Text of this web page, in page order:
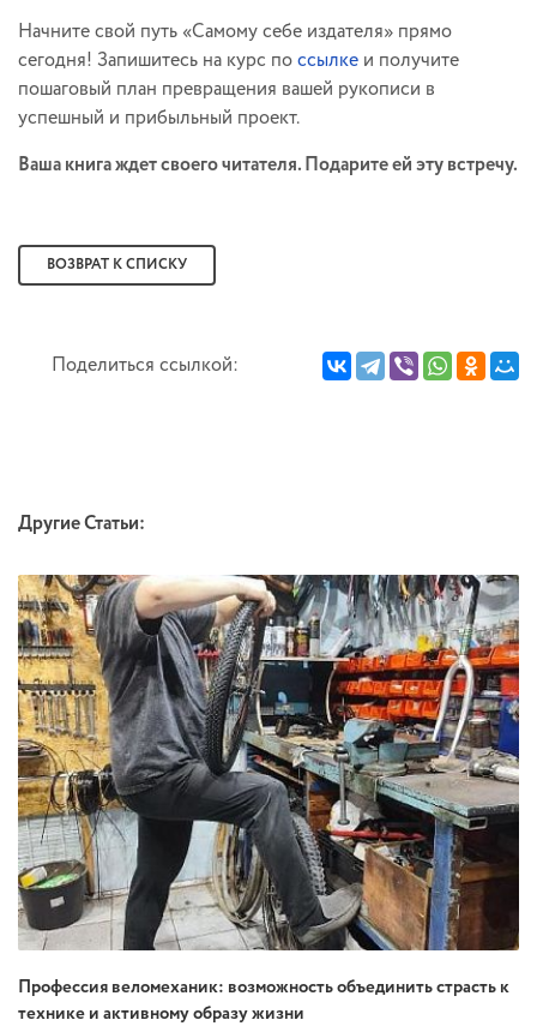
Начните свой путь «Самому себе издателя» прямо
сегодня! Запишитесь на курс поссылке и получите
пошаговый план превращения вашей рукописи в
успешный и прибыльный проект.
Ваша книга ждет своего читателя. Подарите ей эту встречу.
ВОЗВРАТ К СПИСКУ
Поделиться ссылкой:
Другие Статьи:
Профессия веломеханик: возможность объединить страсть к
технике и активному образу жизни